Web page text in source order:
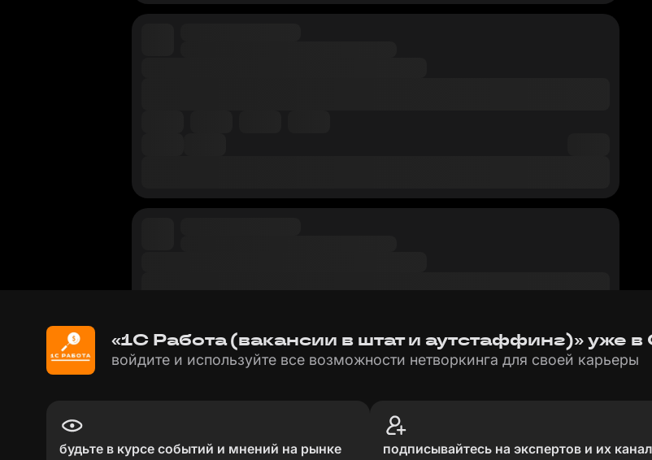
«1С Работа (вакансии в штат и аутстаффинг)» уже в
войдите и используйте все возможности нетворкинга для своей карьеры
будьте в курсе событий и мнений на рынке подписывайтесь на экспертов и их